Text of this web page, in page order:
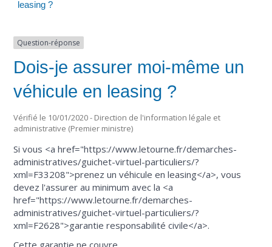
leasing ?
Question-réponse
Dois-je assurer moi-même un
véhicule en leasing ?
Vérifié le 10/01/2020 - Direction de l'information légale et
administrative (Premier ministre)
Si vous <a href="https://www.letourne.fr/demarches-
administratives/guichet-virtuel-particuliers/?
xml=F33208">prenez un véhicule en leasing</a>, vous
devez l'assurer au minimum avec la <a
href="https://www.letourne.fr/demarches-
administratives/guichet-virtuel-particuliers/?
xml=F2628">garantie responsabilité civile</a>.
Cette garantie ne couvre